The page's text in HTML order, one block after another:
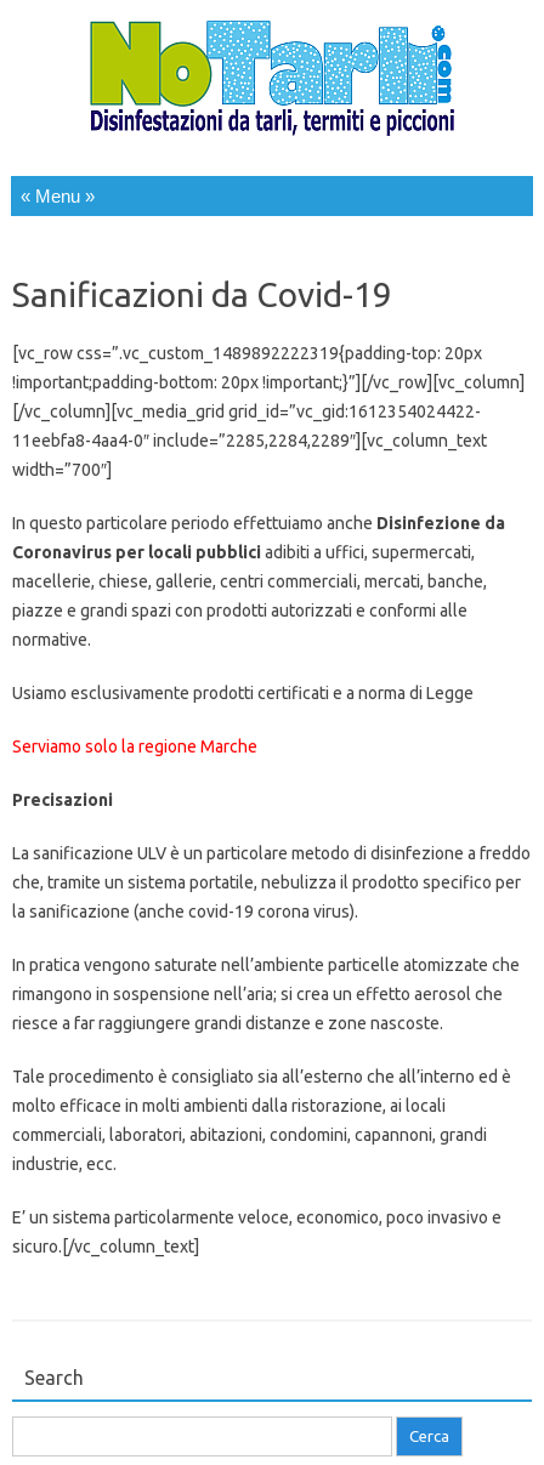
Salta al contenuto
Sanificazioni da Covid-19
[vc_row css=”.vc_custom_1489892222319{padding-top: 20px
!important;padding-bottom: 20px !important;}”][/vc_row][vc_column]
[/vc_column][vc_media_grid grid_id=”vc_gid:1612354024422-
11eebfa8-4aa4-0″ include=”2285,2284,2289″][vc_column_text
width=”700″]
In questo particolare periodo effettuiamo anche Disinfezione da
Coronavirus per locali pubbliciadibiti a uffici, supermercati,
macellerie, chiese, gallerie, centri commerciali, mercati, banche,
piazze e grandi spazi con prodotti autorizzati e conformi alle
normative.
Usiamo esclusivamente prodotti certificati e a norma di Legge
Serviamo solo la regione Marche
Precisazioni
La sanificazione ULV è un particolare metodo di disinfezione a freddo
che, tramite un sistema portatile, nebulizza il prodotto specifico per
la sanificazione (anche covid-19 corona virus).
In pratica vengono saturate nell’ambiente particelle atomizzate che
rimangono in sospensione nell’aria; si crea un effetto aerosol che
riesce a far raggiungere grandi distanze e zone nascoste.
Tale procedimento è consigliato sia all’esterno che all’interno ed è
molto efficace in molti ambienti dalla ristorazione, ai locali
commerciali, laboratori, abitazioni, condomini, capannoni, grandi
industrie, ecc.
E’ un sistema particolarmente veloce, economico, poco invasivo e
sicuro.[/vc_column_text]
Search
per: